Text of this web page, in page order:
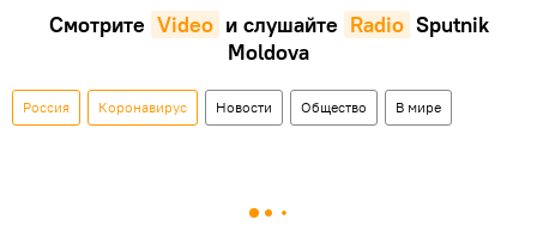
Смотрите Video и слушайте Radio Sputnik
Moldova
Россия Коронавирус Новости Общество В мире